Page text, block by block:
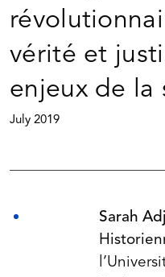
vérité et
enjeux de la
July 2019
Sarah